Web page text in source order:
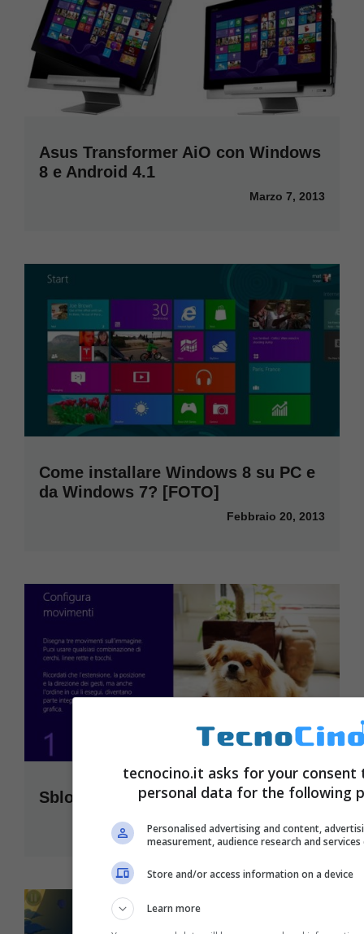
Asus Transformer AiO con Windows
8 e Android 4.1
Marzo 7, 2013
Come installare Windows 8 su PC e
da Windows 7? [FOTO]
Febbraio 20, 2013
Sblocca il computer con un tocco
Gennaio 16, 2013
tecnocino.it asks for your consent
personal data for the following
Personalised advertising and content,
measurement, audience research and
Store and/or access information on a device
Learn more